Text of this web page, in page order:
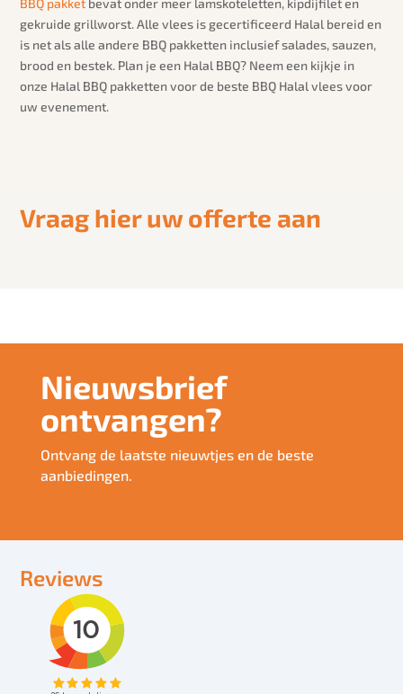
BBQ pakket bevat onder meer lamskoteletten, kipdijfilet en
gekruide grillworst. Alle vlees is gecertificeerd Halal bereid en
is net als alle andere BBQ pakketten inclusief salades, sauzen,
brood en bestek. Plan je een Halal BBQ? Neem een kijkje in
onze Halal BBQ pakketten voor de beste BBQ Halal vlees voor
uw evenement.
Vraag hier uw offerte aan
Nieuwsbrief
ontvangen?
Ontvang de laatste nieuwtjes en de beste
aanbiedingen.
Reviews